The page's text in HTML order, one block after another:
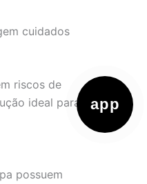
app
cuidados
riscos de
ideal para o
possuem